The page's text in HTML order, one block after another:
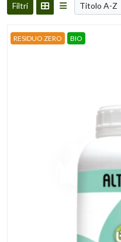
Filtri
RESIDUO ZERO BIO